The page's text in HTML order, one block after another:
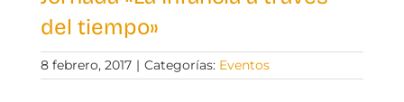
del tiempo»
8 febrero, 2017 | Categorías: Eventos